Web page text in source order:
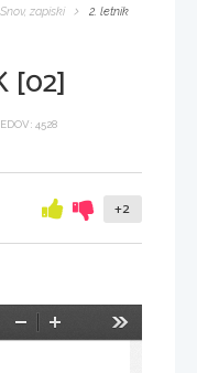
Snov, zapiski
2. letnik
[02]
4528
+2
Pomanjšaj